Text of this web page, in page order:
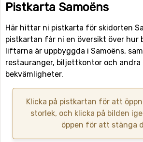
Pistkarta Samoëns
Här hittar ni pistkarta för skidorten
pistkartan får ni en översikt över hur
liftarna är uppbyggda i Samoëns,
restauranger, biljettkontor och andra
bekvämligheter.
Klicka på pistkartan för att
storlek, och klicka på bilden
öppen för att stänga